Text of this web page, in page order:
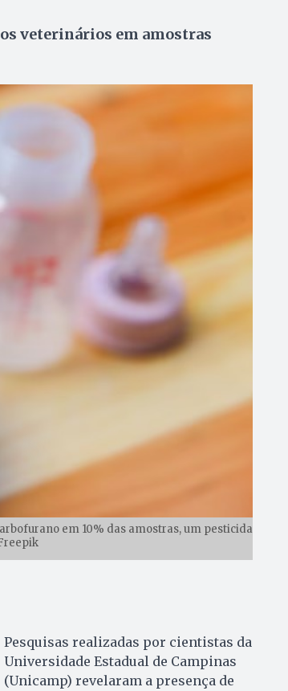
veterinários em amostras
em 10% das amostras, um pesticida
Pesquisas realizadas por cientistas da
Universidade Estadual de Campinas
(Unicamp) revelaram a presença de